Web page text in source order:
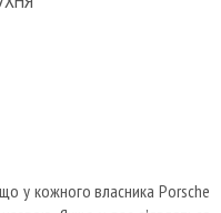
у кожного власника Porsche